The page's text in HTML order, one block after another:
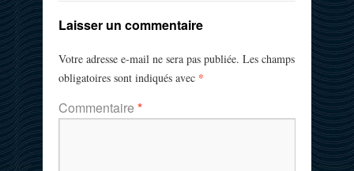
Laisser un commentaire
Votre adresse e-mail ne sera pas publiée. Les champs
obligatoires sont indiqués avec *
Commentaire *